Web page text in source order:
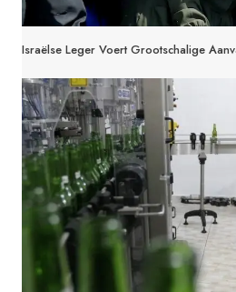
Israëlse Leger Voert Grootschalige